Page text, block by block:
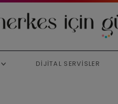
DIJITAL SERVISLER